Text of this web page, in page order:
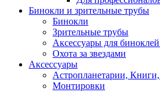
Бинокли и зрительные трубы
Бинокли
Зрительные трубы
Аксессуары для
Охота за звездами
Аксессуары
Астропланетарии,
Монтировки